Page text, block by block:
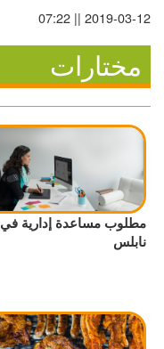
2019-03-12 || 07:22
مختارات
مطلوب مساعدة إدارية في
نابلس